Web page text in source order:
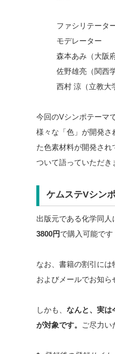
ファシリテータ
モデレーター
森本あみ（大阪
佐野雄亮（関西
西村 涼（立教大
今回のVシンポテーマ
様々な「色」が開発さ
た色素材料が開発さ
ついて語っていただき
ケムステVシン
出版元である化学同
3800円で購入可能です
なお、書籍の割引に
およびメールでお知
しかも、 なんと、実は
が対象です。
ご尽力い